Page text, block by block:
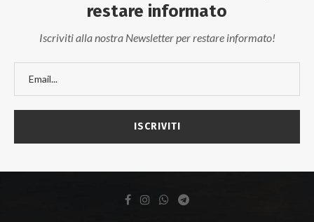
restare informato
Iscriviti alla nostra Newsletter per restare informato!